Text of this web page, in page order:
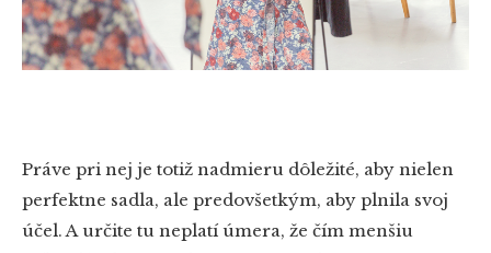
Práve pri nej je totiž nadmieru dôležité, aby nielen
perfektne sadla, ale predovšetkým, aby plnila svoj
účel. A určite tu neplatí úmera, že čím menšiu